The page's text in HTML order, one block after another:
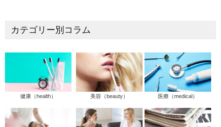
カテゴリー別コラム
健康（health） 美容（beauty） 医療（medical）